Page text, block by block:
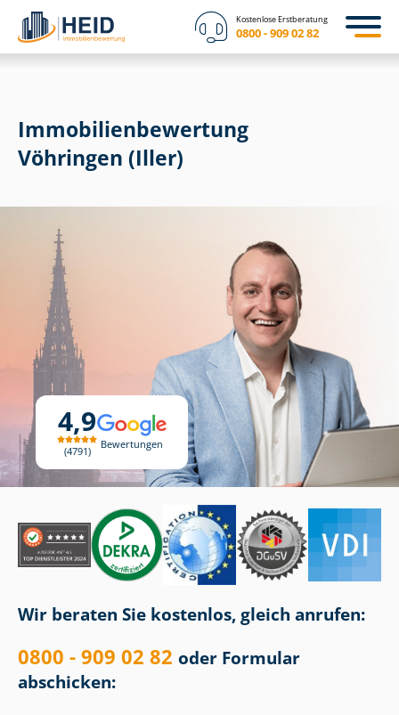
Kostenlose Erstberatung
0800 - 909 02 82
4,9
4791
Bewertungen
Immobilien­bewertung
Vöhringen (Iller)
Wir beraten Sie kostenlos, gleich anrufen:
0800 - 909 02 82 oder Formular
abschicken: